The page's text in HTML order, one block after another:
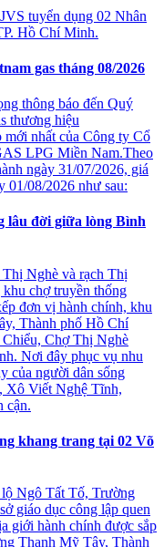
tuyển dụng 02 Nhân
Hồ Chí Minh.
gas tháng 08/2026
thông báo đến Quý
thương hiệu
nhất của Công ty Cổ
LPG Miền Nam.Theo
ngày 31/07/2026, giá
01/08/2026 như sau:
lâu đời giữa lòng Bình
Nghè và rạch Thị
chợ truyền thống
đơn vị hành chính, khu
Thành phố Hồ Chí
Chợ Thị Nghè
Nơi đây phục vụ nhu
của người dân sống
Xô Viết Nghệ Tĩnh,
cận.
khang trang tại 02 Võ
Ngô Tất Tố, Trường
giáo dục công lập quen
giới hành chính được sắp
Thạnh Mỹ Tây, Thành